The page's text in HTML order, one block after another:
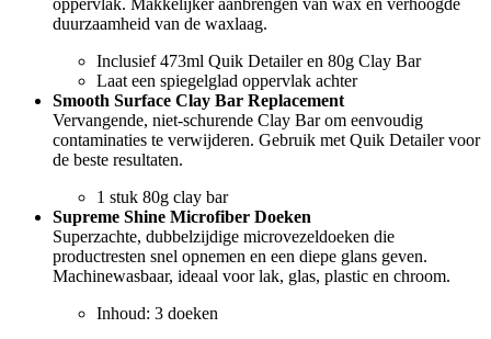
duurzaamheid van de waxlaag.
Inclusief 473ml Quik Detailer en 80g Clay Bar
Laat een spiegelglad oppervlak achter
Smooth Surface Clay Bar Replacement
Vervangende, niet-schurende Clay Bar om eenvoudig
contaminaties te verwijderen. Gebruik met Quik Detailer voor
de beste resultaten.
1 stuk 80g clay bar
Supreme Shine Microfiber Doeken
Superzachte, dubbelzijdige microvezeldoeken die
productresten snel opnemen en een diepe glans geven.
Machinewasbaar, ideaal voor lak, glas, plastic en chroom.
Inhoud: 3 doeken